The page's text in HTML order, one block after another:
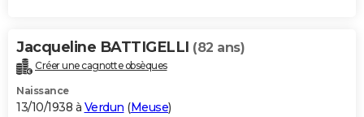
Jacqueline BATTIGELLI (82 ans)
Créer une cagnotte obsèques
Naissance
13/10/1938 à Verdun (Meuse)